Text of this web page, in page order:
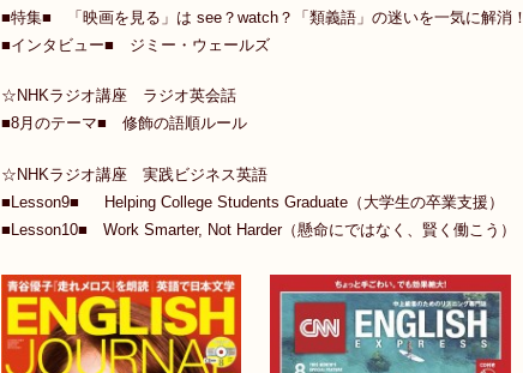
■特集■ 「映画を見る」は see？watch？「類義語」の迷いを一気に解消！
■インタビュー■ ジミー・ウェールズ
☆NHKラジオ講座 ラジオ英会話
■8月のテーマ■ 修飾の語順ルール
☆NHKラジオ講座 実践ビジネス英語
■Lesson9■ Helping College Students Graduate（大学生の卒業支援）
■Lesson10■ Work Smarter, Not Harder（懸命にではなく、賢く働こう）